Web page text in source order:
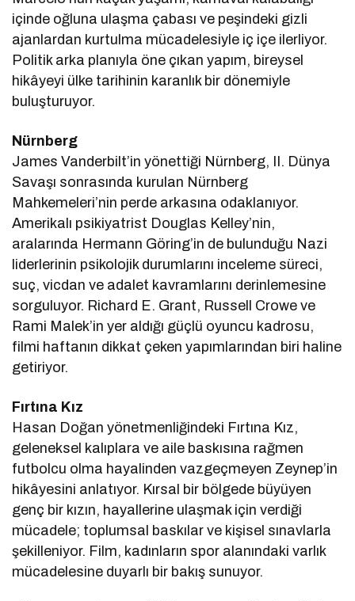
içinde oğluna ulaşma çabası ve peşindeki gizli
ajanlardan kurtulma mücadelesiyle iç içe ilerliyor.
Politik arka planıyla öne çıkan yapım, bireysel
hikâyeyi ülke tarihinin karanlık bir dönemiyle
buluşturuyor.
Nürnberg
James Vanderbilt’in yönettiği Nürnberg, II. Dünya
Savaşı sonrasında kurulan Nürnberg
Mahkemeleri’nin perde arkasına odaklanıyor.
Amerikalı psikiyatrist Douglas Kelley’nin,
aralarında Hermann Göring’in de bulunduğu Nazi
liderlerinin psikolojik durumlarını inceleme süreci,
suç, vicdan ve adalet kavramlarını derinlemesine
sorguluyor. Richard E. Grant, Russell Crowe ve
Rami Malek’in yer aldığı güçlü oyuncu kadrosu,
filmi haftanın dikkat çeken yapımlarından biri haline
getiriyor.
Fırtına Kız
Hasan Doğan yönetmenliğindeki Fırtına Kız,
geleneksel kalıplara ve aile baskısına rağmen
futbolcu olma hayalinden vazgeçmeyen Zeynep’in
hikâyesini anlatıyor. Kırsal bir bölgede büyüyen
genç bir kızın, hayallerine ulaşmak için verdiği
mücadele; toplumsal baskılar ve kişisel sınavlarla
şekilleniyor. Film, kadınların spor alanındaki varlık
mücadelesine duyarlı bir bakış sunuyor.